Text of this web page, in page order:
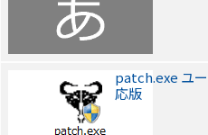
patch.exe ユ
応版